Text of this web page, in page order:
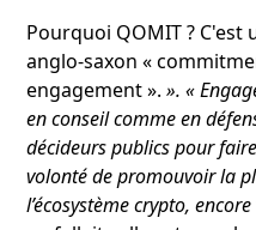
Pourquoi QOMIT ?
anglo-saxon «
engagement ».». «
en conseil comme en
décideurs publics pour
volonté de promouvoir la
l’écosystème crypto,